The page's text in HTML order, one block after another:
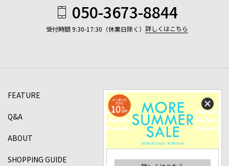
050-3673-8844
受付時間 9:30-17:30（休業日除く） 詳しくはこちら
FEATURE
Q&A
ABOUT
SHOPPING GUIDE